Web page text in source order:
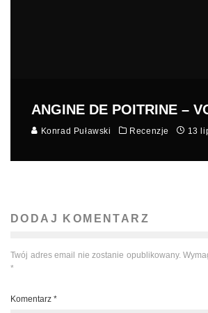
ANGINE DE POITRINE –
Konrad Puławski Recenzje 13
DODAJ KOMENTARZ
Twój adres email nie zostanie opublikowany.
*
Komentarz *